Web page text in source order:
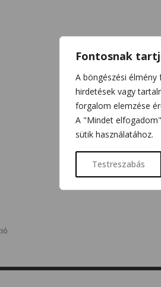
Fontosnak
A böngészési
hirdetések vagy
forgalom elemzése
A "Mindet
sütik használatához.
Testreszabás